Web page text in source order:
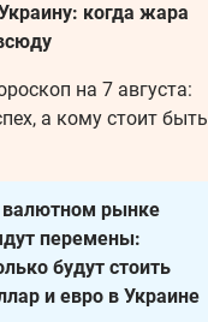
когда жара
на 7 августа:
а кому стоит быть
рынке
перемены:
будут стоить
и евро в Украине